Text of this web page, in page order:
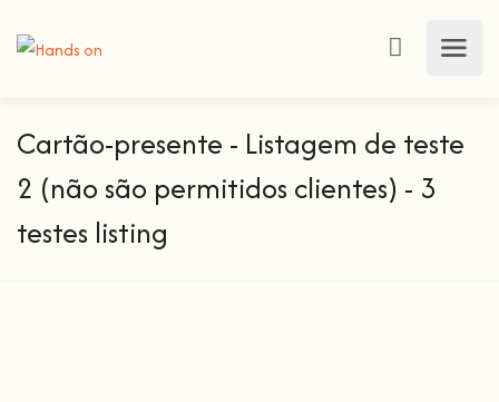
Cartão-presente - Listagem de teste
2 (não são permitidos clientes) - 3
testes listing